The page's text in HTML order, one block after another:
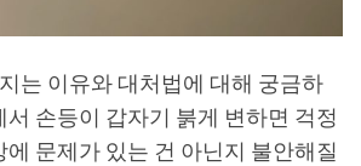
는 이유와 대처법에 대해 궁금하
서 손등이 갑자기 붉게 변하면 걱정
에 문제가 있는 건 아닌지 불안해질